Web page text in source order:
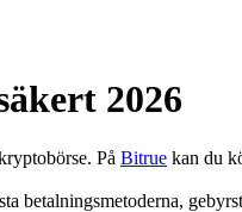
2026
På Bitrue kan du